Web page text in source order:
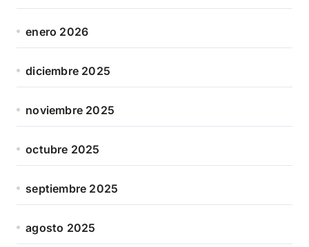
enero 2026
diciembre 2025
noviembre 2025
octubre 2025
septiembre 2025
agosto 2025